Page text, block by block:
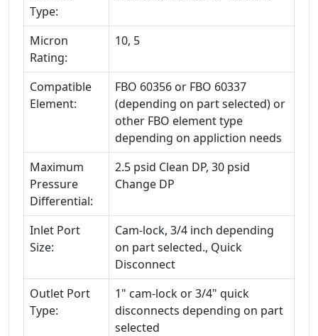
Type:
Micron
Rating:
10, 5
Compatible
Element:
FBO 60356 or FBO 60337
(depending on part selected) or
other FBO element type
depending on appliction needs
Maximum
Pressure
Differential:
2.5 psid Clean DP, 30 psid
Change DP
Inlet Port
Size:
Cam-lock, 3/4 inch depending
on part selected., Quick
Disconnect
Outlet Port
Type:
1" cam-lock or 3/4" quick
disconnects depending on part
selected